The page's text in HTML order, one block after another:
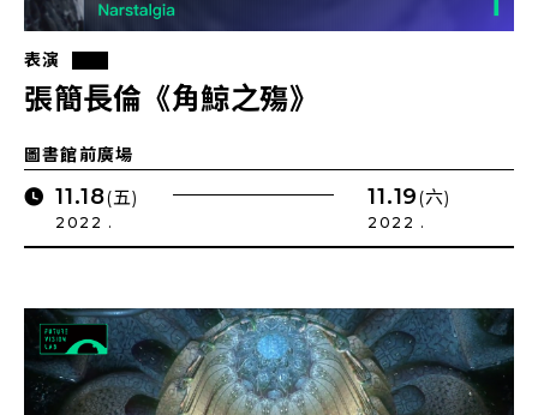
表演
張簡長倫《角鯨之殤》
圖書館前廣場
11.18(五)
2022 .
11.19(六)
2022 .